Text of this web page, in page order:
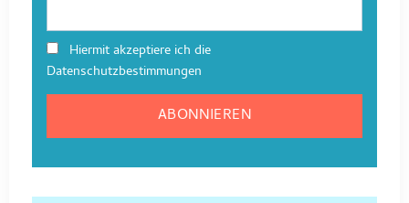
Hiermit akzeptiere ich die
Datenschutzbestimmungen